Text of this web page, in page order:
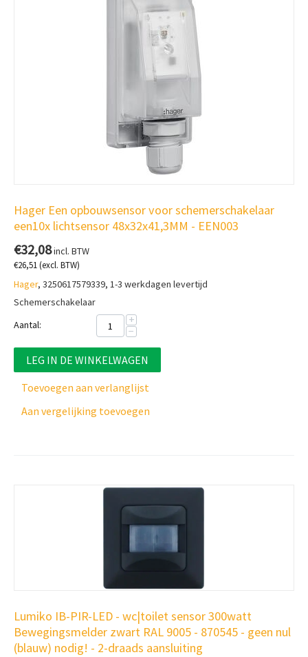
Hager Een opbouwsensor voor schemerschakelaar
een10x lichtsensor 48x32x41,3MM - EEN003
€32,08incl. BTW
€26,51(excl. BTW)
Hager, 3250617579339, 1-3 werkdagen levertijd
Schemerschakelaar
Aantal:
+
−
LEG IN DE WINKELWAGEN
Toevoegen aan verlanglijst
Aan vergelijking toevoegen
Lumiko IB-PIR-LED - wc|toilet sensor 300watt
Bewegingsmelder zwart RAL 9005 - 870545 - geen nul
(blauw) nodig! - 2-draads aansluiting